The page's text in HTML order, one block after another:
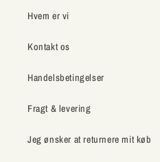
Hvem er vi
Kontakt os
Handelsbetingelser
Fragt & levering
Jeg ønsker at returnere mit køb